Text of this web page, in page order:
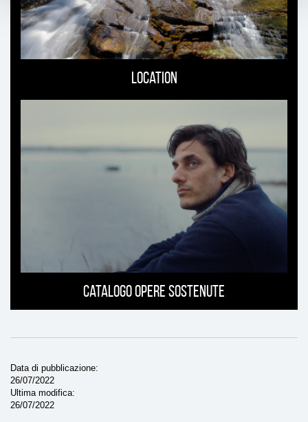
Location
Catalogo opere sostenute
Data di pubblicazione
26/07/2022
Ultima modifica
26/07/2022